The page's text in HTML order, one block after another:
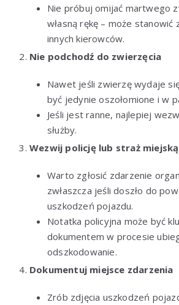
Nie próbuj omijać martwego
własną rękę – może stanowić
innych kierowców.
Nie podchodź do zwierzęcia
Nawet jeśli zwierzę wydaje
być jedynie oszołomione i w
Jeśli jest ranne, najlepiej
służby.
Wezwij policję lub straż miejską
Warto zgłosić zdarzenie
zwłaszcza jeśli doszło do
uszkodzeń pojazdu.
Notatka policyjna może być
dokumentem w procesie
odszkodowanie.
Dokumentuj miejsce zdarzenia
Zrób zdjęcia uszkodzeń